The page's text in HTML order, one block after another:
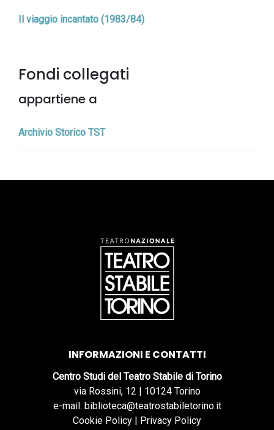
Il viaggio incantato (1983/84)
Fondi collegati
appartiene a
Archivio Storico TST
INFORMAZIONI E CONTATTI
Centro Studi del Teatro Stabile di Torino
via Rossini, 12 | 10124 Torino
e-mail: biblioteca@teatrostabiletorino.it
Cookie Policy | Privacy Policy